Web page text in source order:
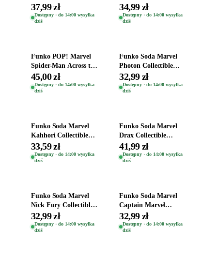
Multiverse of Madness
Captain Carter 1033
37,99 zł
Dostępny · do 14:00 wysyłka
dziś
Bobble-Head Figurka
Sersi 728
34,99 zł
Dostępny · do 14:00 wysyłka
dziś
Funko POP! Marvel
Spider-Man Across the
Spider-Verse Spider-
Byte 1229
45,00 zł
Dostępny · do 14:00 wysyłka
dziś
Funko Soda Marvel
Photon Collectible
Figure
32,99 zł
Dostępny · do 14:00 wysyłka
dziś
Funko Soda Marvel
Kahhori Collectible
Figure
33,59 zł
Dostępny · do 14:00 wysyłka
dziś
Funko Soda Marvel
Drax Collectible
Figure
41,99 zł
Dostępny · do 14:00 wysyłka
dziś
Funko Soda Marvel
Nick Fury Collectible
Figure
32,99 zł
Dostępny · do 14:00 wysyłka
dziś
Funko Soda Marvel
Captain Marvel
Collectible Figure
32,99 zł
Dostępny · do 14:00 wysyłka
dziś